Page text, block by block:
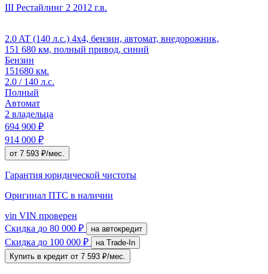
III Рестайлинг 2 2012 г.в.
2.0 AT (140 л.с.) 4x4, бензин, автомат, внедорожник,
151 680 км, полный привод, синий
Бензин
151680 км.
2.0 / 140 л.с.
Полный
Автомат
2 владельца
694 900 ₽
914 000 ₽
от 7 593 ₽/мес.
Гарантия юридической чистоты
Оригинал ПТС в наличии
vin VIN проверен
Скидка до 80 000 ₽ на автокредит
Скидка до 100 000 ₽
на Trade-In
Купить в кредит от 7 593 ₽/мес.